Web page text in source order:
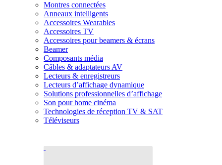
Montres connectées
Anneaux intelligents
Accessoires Wearables
Accessoires TV
Accessoires pour beamers & écrans
Beamer
Composants média
Câbles & adaptateurs AV
Lecteurs & enregistreurs
Lecteurs d’affichage dynamique
Solutions professionnelles d’affichage
Son pour home cinéma
Technologies de réception TV & SAT
Téléviseurs